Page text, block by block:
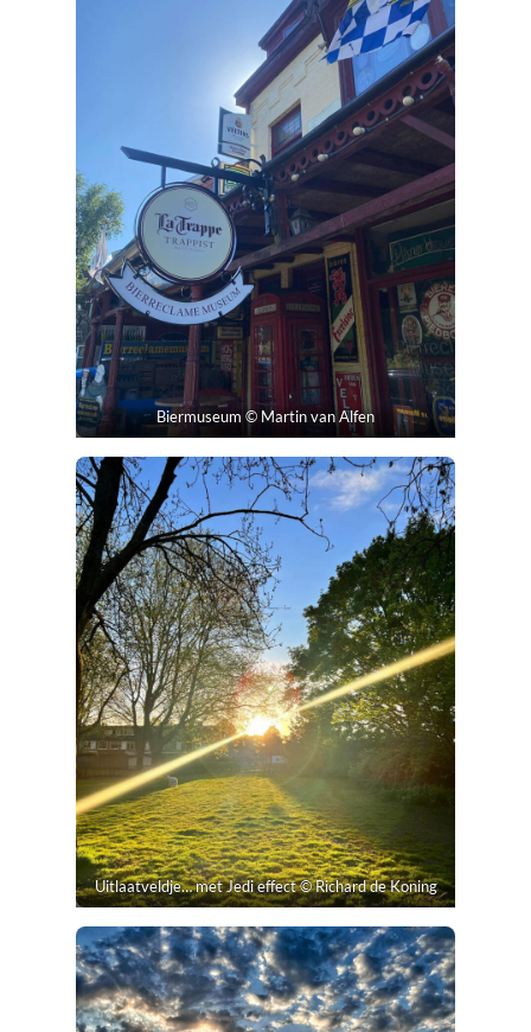
Biermuseum © Martin van Alfen
Uitlaatveldje… met Jedi effect © Richard de Koning